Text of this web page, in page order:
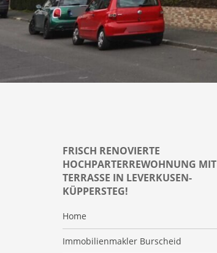
FRISCH RENOVIERTE
HOCHPARTERREWOHNUNG MIT
TERRASSE IN LEVERKUSEN-
KÜPPERSTEG!
Home
Immobilienmakler Burscheid